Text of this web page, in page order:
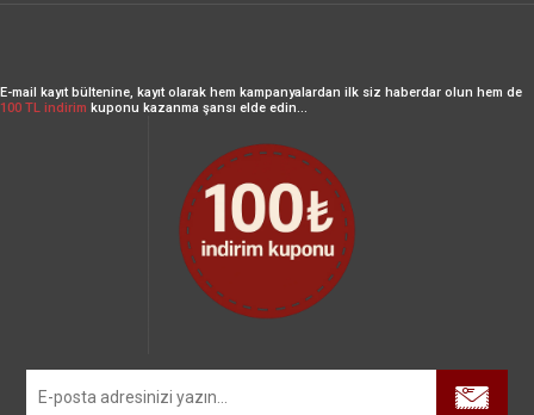
E-mail kayıt bültenine, kayıt olarak hem kampanyalardan ilk siz haberdar olun hem de
100 TL indirim kuponu kazanma şansı elde edin...